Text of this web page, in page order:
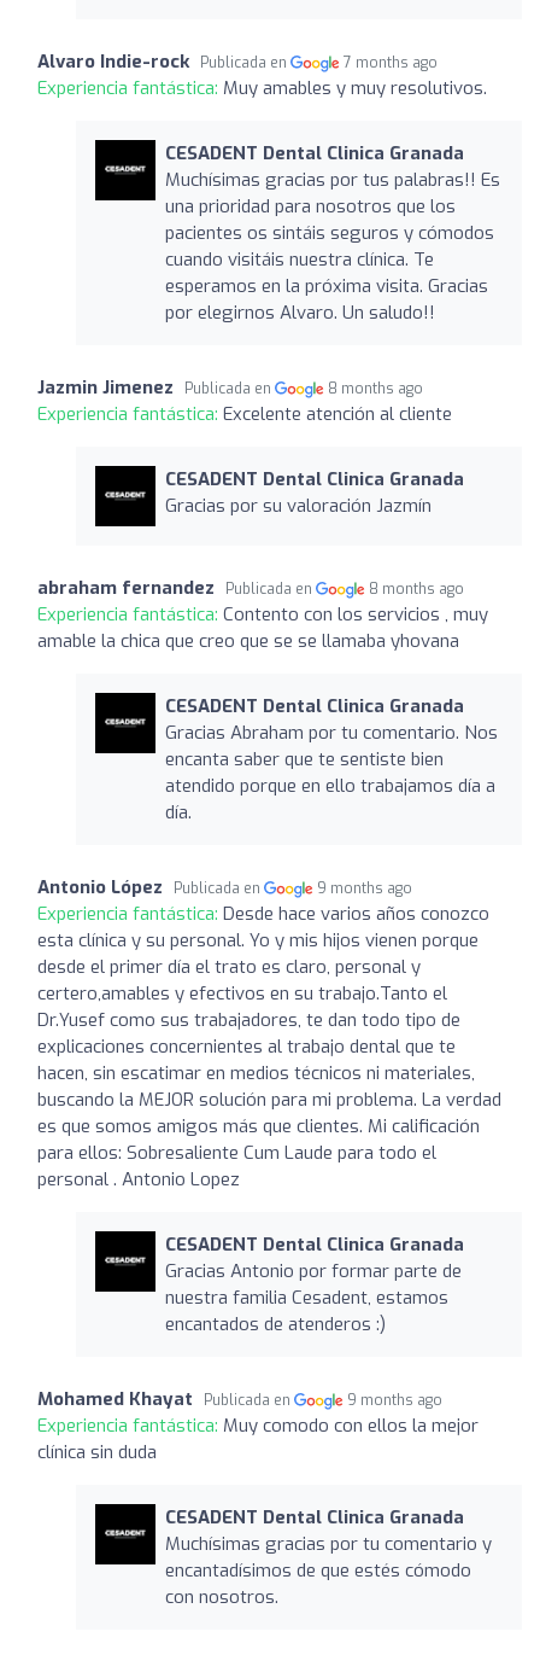
Alvaro Indie-rock Publicada en 7 months ago
Experiencia fantástica: Muy amables y muy resolutivos.
CESADENT Dental Clinica Granada
Muchísimas gracias por tus palabras!! Es
una prioridad para nosotros que los
pacientes os sintáis seguros y cómodos
cuando visitáis nuestra clínica. Te
esperamos en la próxima visita. Gracias
por elegirnos Alvaro. Un saludo!!
Jazmin Jimenez Publicada en 8 months ago
Experiencia fantástica: Excelente atención al cliente
CESADENT Dental Clinica Granada
Gracias por su valoración Jazmín
abraham fernandez Publicada en 8 months ago
Experiencia fantástica: Contento con los servicios , muy
amable la chica que creo que se se llamaba yhovana
CESADENT Dental Clinica Granada
Gracias Abraham por tu comentario. Nos
encanta saber que te sentiste bien
atendido porque en ello trabajamos día a
día.
Antonio López Publicada en 9 months ago
Experiencia fantástica: Desde hace varios años conozco
esta clínica y su personal. Yo y mis hijos vienen porque
desde el primer día el trato es claro, personal y
certero,amables y efectivos en su trabajo.Tanto el
Dr.Yusef como sus trabajadores, te dan todo tipo de
explicaciones concernientes al trabajo dental que te
hacen, sin escatimar en medios técnicos ni materiales,
buscando la MEJOR solución para mi problema. La verdad
es que somos amigos más que clientes. Mi calificación
para ellos: Sobresaliente Cum Laude para todo el
personal . Antonio Lopez
CESADENT Dental Clinica Granada
Gracias Antonio por formar parte de
nuestra familia Cesadent, estamos
encantados de atenderos :)
Mohamed Khayat Publicada en 9 months ago
Experiencia fantástica: Muy comodo con ellos la mejor
clínica sin duda
CESADENT Dental Clinica Granada
Muchísimas gracias por tu comentario y
encantadísimos de que estés cómodo
con nosotros.